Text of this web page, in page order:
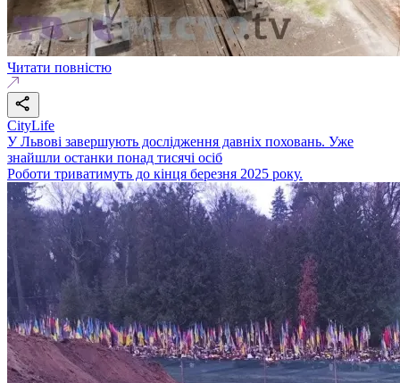
Читати повністю
CityLife
У Львові завершують дослідження давніх поховань. Уже
знайшли останки понад тисячі осіб
Роботи триватимуть до кінця березня 2025 року.